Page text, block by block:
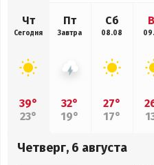
Чт
Сегодня
39°
23°
Пт
Завтра
32°
19°
Сб
08.08
27°
17°
Четверг, 6 августа